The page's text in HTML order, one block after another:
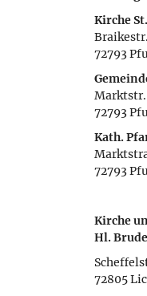
Kirche
72793
Marktstr.
72793
Kath.
72793
Kirche
Hl.
72805